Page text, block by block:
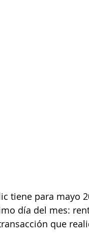
tiene para mayo
día del mes:
que